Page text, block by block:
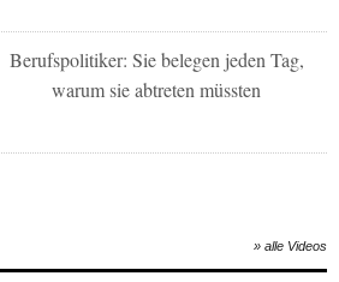
Berufspolitiker: Sie belegen jeden Tag,
warum sie abtreten müssten
» alle Videos